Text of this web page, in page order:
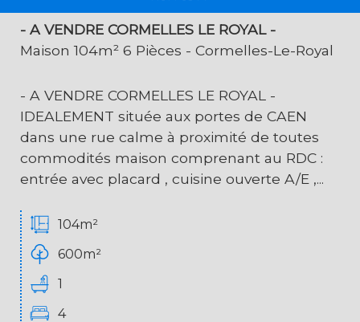
- A VENDRE CORMELLES LE ROYAL -
Maison 104m² 6 Pièces - Cormelles-Le-Royal
- A VENDRE CORMELLES LE ROYAL -
IDEALEMENT située aux portes de CAEN
dans une rue calme à proximité de toutes
commodités maison comprenant au RDC :
entrée avec placard , cuisine ouverte A/E ,...
104m²
600m²
1
4